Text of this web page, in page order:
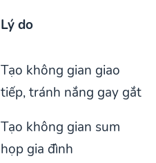
Lý do
Tạo không gian giao
tiếp, tránh nắng gay gắt
Tạo không gian sum
họp gia đình